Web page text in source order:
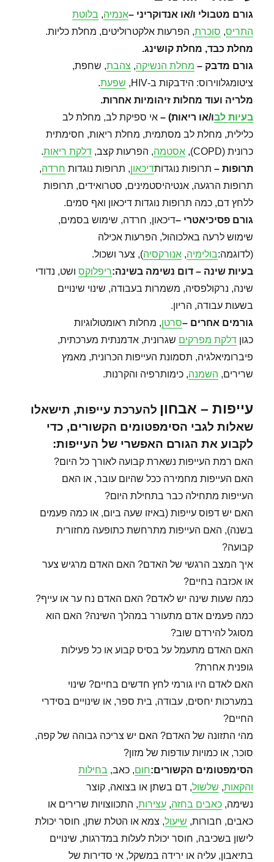
גורם מטבולי ו/או אנדוקריני –אנמיה, בלוטת
התריס, סוכרת, הפרעות אלקטרוליטים, מחלת כליות.
מחלת כבד, מחלת קושינג.
גורם מדבק – מחלת הנשיקה, צהבת, שחפת,
ציטומגלווירוס: הידבקות ב-HIV,
שפעת.
מלריה ועוד מחלות זיהומיות אחרות.
בעיות לבו/או ריאות) – אי ספיקת לב, מחלת לב
כלילית, מחלת לב מסתמית, מחלת ריאות, חסימתית
כרונית (COPD),
אסטמה, הפרעות קצב,דלקת ריאות.
תרופות – תרופות נוגדותדיכאון, תרופות נוגדות חרדה,
תרופות הרגעה, אנטיהיסטמינים, סטרואידים, תרופות
ללחץ דם, כמה תרופות נוגדות דיכאון ואף סמים.
גורם פסיכיאטרי –דיכאון, חרדה, שימוש בסמים,
שימוש לרעה באלכוהול, הפרעות אכילה
(לדוגמה:בולימיה,אנורקסיה), צער ושכול.
בעיות שינה – דום נשימה בשינה:ריפלוקס ושט, נדודי
שינה, נרקולפסיה, משמרות בעבודה, שינוי שינויים
בשעות עבודה, הריון.
גורמים אחרים –סרטן, מחלות ראומטולוגיות
כגוןדלקת מפרקים שגרונית, אדמנתית מערכתית,
פיברומיאלגיה, תסמונת העייפות הכרונית, מאמץ
שרירים, השמנה, כימותרפיה והקרנות.
עייפות – אבחון להערכת עייפות, תישאלו
שאלות לגבי הסימפטומים הקשורים, כדי
לקבוע את הגורם האפשרי של העייפות:
האם רמת העייפות נשארת קבועה לאורך כל היום?
האם העייפות מחמירה ככל שהיום עובר, או האם
העייפות מתחילה כבר בתחילת היום?
האם יש דפוס עייפות (באיזו שעה ביום, או כמה פעמים
בשנה), האם העייפות מתרחשת כתופעה מחזורית
קבועה?
איך המצב הרגשי של האדם? האם האדם מרגיש צער
או אכזבה בחיים?
כמה שעות שינה יש לאדם? האם האדם נח ער או עייף?
כמה פעמים אדם מתעורר במהלך השינה? האם הוא
מסוגל להירדם שוב?
האם האדם מתעמל על בסיס קבוע או כל פעילות
גופנית אחרת?
האם לאדם היו גורמי לחץ חדשים בחיים? שינוי
במערכות יחסים, עבודה, בית ספר, או שינויים בסידרי
החיים?
מהי התזונה של האדם? האם יש צריכה גבוהה של קפה,
סוכר, או כמויות עודפות של מזון?
הסימפטומים הקשורים:חום, כאב, בחילות
והקאות, שלשול, דם בשתן או בצואה, קוצר
נשימה,כאבים בחזה,עצירות, התכווצויות שרירים או
כאבים, חבורות, שיעול, צמא או הטלת שתן, חוסר יכולת
לישון בשכיבה, חוסר יכולת לעלות במדרגות, שינויים
בתיאבון, עליה או ירידה במשקל, אי סדירות של